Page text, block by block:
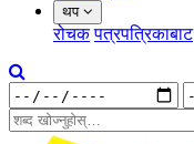
थप
रोचक पत्रपत्रिकाबाट